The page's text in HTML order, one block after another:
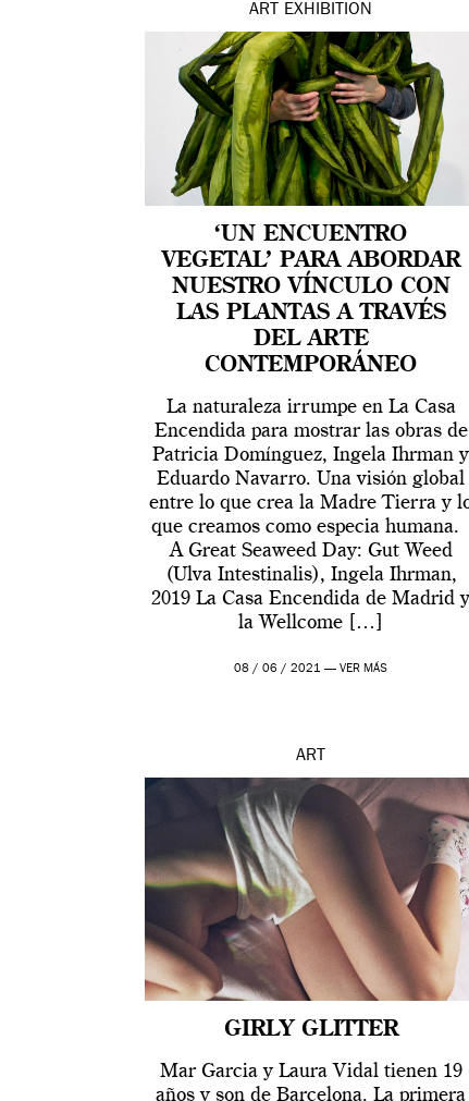
ART EXHIBITION
‘UN ENCUENTRO
VEGETAL’ PARA ABORDAR
NUESTRO VÍNCULO CON
LAS PLANTAS A TRAVÉS
DEL ARTE
CONTEMPORÁNEO
La naturaleza irrumpe en La Casa
Encendida para mostrar las obras de
Patricia Domínguez, Ingela Ihrman y
Eduardo Navarro. Una visión global
entre lo que crea la Madre Tierra y
que creamos como especia humana.
A Great Seaweed Day: Gut Weed
(Ulva Intestinalis), Ingela Ihrman,
2019 La Casa Encendida de Madrid
la Wellcome […]
08 / 06 / 2021 —VER MÁS
ART
GIRLY GLITTER
Mar Garcia y Laura Vidal tienen 19
años y son de Barcelona. La primera